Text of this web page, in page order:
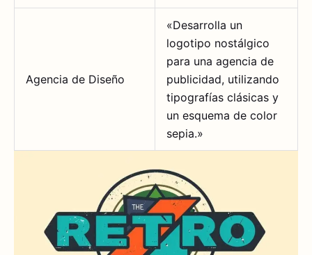
Agencia de Diseño
«Desarrolla un
logotipo nostálgico
para una agencia de
publicidad, utilizando
tipografías clásicas y
un esquema de color
sepia.»